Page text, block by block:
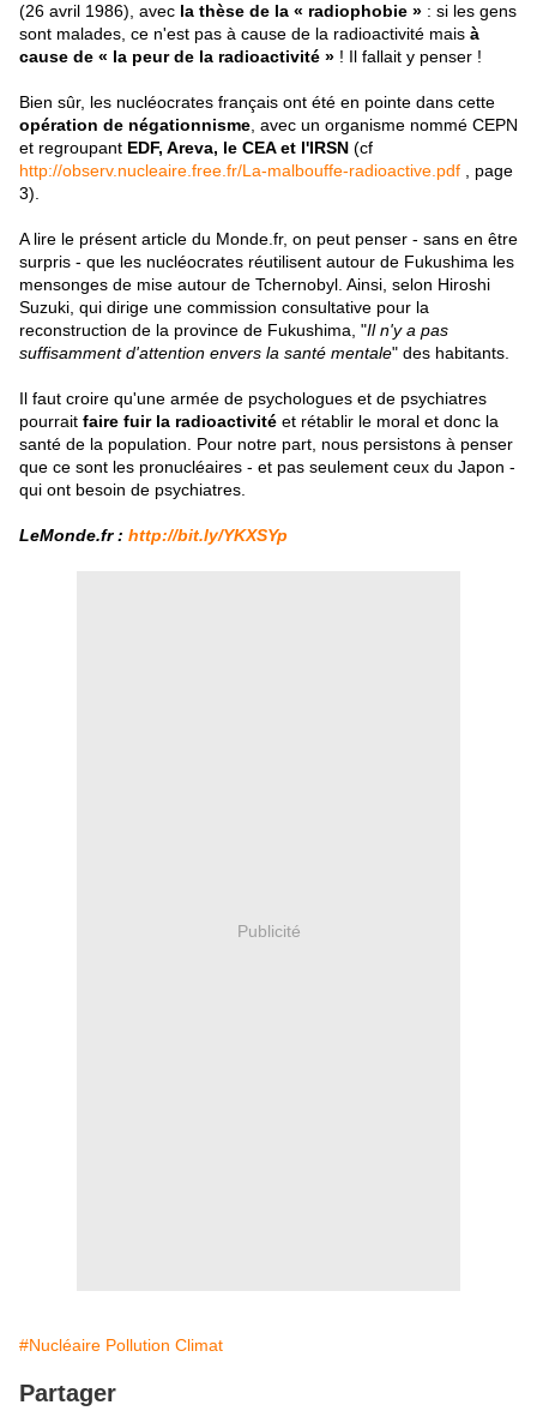
(26 avril 1986), avec la thèse de la « radiophobie » : si les gens
sont malades, ce n'est pas à cause de la radioactivité mais à
cause de « la peur de la radioactivité » ! Il fallait y penser !
Bien sûr, les nucléocrates français ont été en pointe dans cette
opération de négationnisme , avec un organisme nommé CEPN
et regroupant EDF, Areva, le CEA et l'IRSN (cf
http://observ.nucleaire.free. fr/La-malbouffe-radioactive. pdf , page
3).
A lire le présent article du Monde.fr, on peut penser - sans en être
surpris - que les nucléocrates réutilisent autour de Fukushima les
mensonges de mise autour de Tchernobyl. Ainsi, selon Hiroshi
Suzuki, qui dirige une commission consultative pour la
reconstruction de la province de Fukushima, "Il n'y a pas
suffisamment d'attention envers la santé mentale" des habitants.
Il faut croire qu'une armée de psychologues et de psychiatres
pourrait faire fuir la radioactivité et rétablir le moral et donc la
santé de la population. Pour notre part, nous persistons à penser
que ce sont les pronucléaires - et pas seulement ceux du Japon -
qui ont besoin de psychiatres.
LeMonde.fr : http://bit.ly/YKXSYp
Publicité
#Nucléaire Pollution Climat
Partager